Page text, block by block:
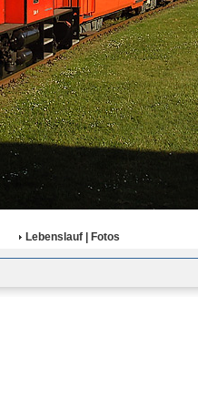
Lebenslauf | Fotos